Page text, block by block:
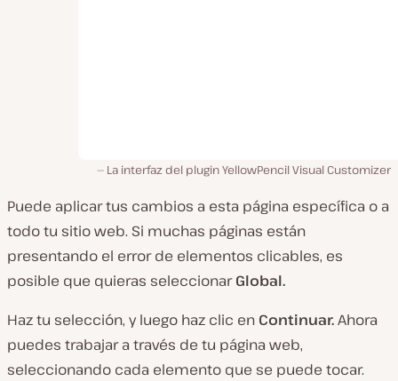
La interfaz del plugin YellowPencil Visual Customizer
Puede aplicar tus cambios a esta página específica o a
todo tu sitio web. Si muchas páginas están
presentando el error de elementos clicables, es
posible que quieras seleccionarGlobal.
Haz tu selección, y luego haz clic en Continuar.Ahora
puedes trabajar a través de tu página web,
seleccionando cada elemento que se puede tocar.